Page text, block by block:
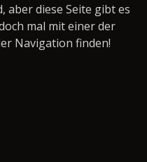
aber diese Seite gibt es
mal mit einer der
Navigation finden!